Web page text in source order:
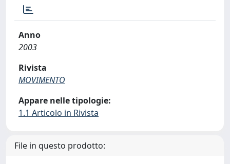
Anno
2003
Rivista
MOVIMENTO
Appare nelle tipologie:
1.1 Articolo in Rivista
File in questo prodotto: